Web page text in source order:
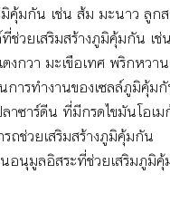
มกัน เช่น ส้ม มะนาว ลูกส
วยเสริมสร้างภูมิคุ้มกัน เ
กวา มะเขือเทศ พริกหวา
การทำงานของเซลล์ภูมิคุ้ม
ซาร์ดีน ที่มีกรดไขมันโอเ
ถช่วยเสริมสร้างภูมิคุ้มกัน
อนุมูลอิสระที่ช่วยเสริมภูมิ